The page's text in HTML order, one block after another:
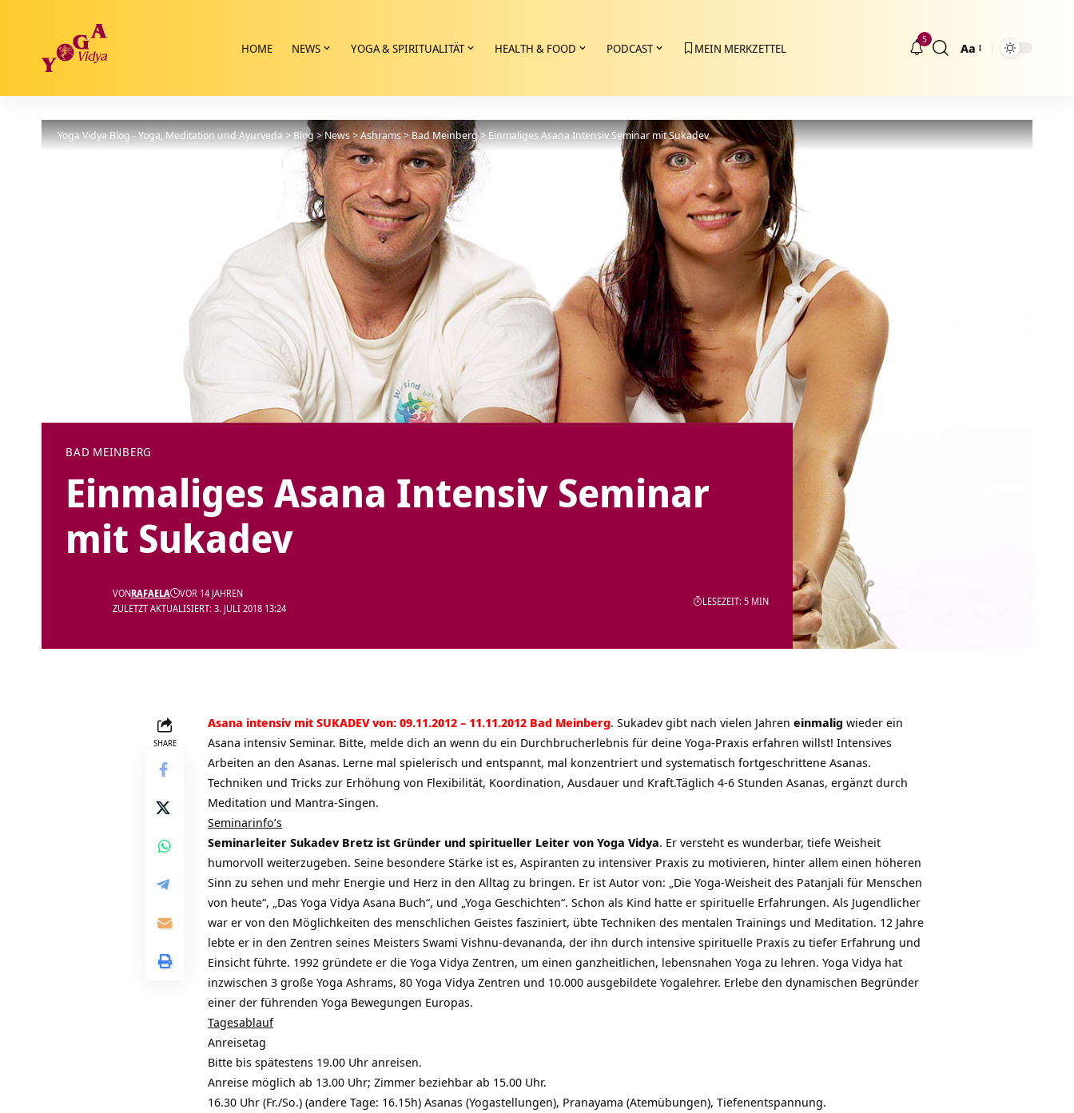
HOME NEWS YOGA & SPIRITUALITÄT HEALTH & FOOD PODCAST MEIN MERKZETTEL
5
Größenänderung
Aa
Yoga Vidya Blog - Yoga, Meditation und Ayurveda>Blog>News>Ashrams>Bad Meinberg>Einmaliges Asana Intensiv Seminar mit Sukadev
BAD MEINBERG
Einmaliges Asana Intensiv Seminar
mit Sukadev
ZULETZT AKTUALISIERT: 3. JULI 2018 13:24
VONRAFAELA VOR 14 JAHREN
LESEZEIT: 5 MIN
SHARE
Asana intensiv mit SUKADEV von: 09.11.2012 – 11.11.2012 Bad Meinberg. Sukadev gibt nach vielen Jahren einmalig wieder ein
Asana intensiv Seminar. Bitte, melde dich an wenn du ein Durchbrucherlebnis für deine Yoga-Praxis erfahren willst! Intensives
Arbeiten an den Asanas. Lerne mal spielerisch und entspannt, mal konzentriert und systematisch fortgeschrittene Asanas.
Techniken und Tricks zur Erhöhung von Flexibilität, Koordination, Ausdauer und Kraft.Täglich 4-6 Stunden Asanas, ergänzt durch
Meditation und Mantra-Singen.
Seminarinfo’s
Seminarleiter Sukadev Bretz ist Gründer und spiritueller Leiter von Yoga Vidya. Er versteht es wunderbar, tiefe Weisheit
humorvoll weiterzugeben. Seine besondere Stärke ist es, Aspiranten zu intensiver Praxis zu motivieren, hinter allem einen höheren
Sinn zu sehen und mehr Energie und Herz in den Alltag zu bringen. Er ist Autor von: „Die Yoga-Weisheit des Patanjali für Menschen
von heute“, „Das Yoga Vidya Asana Buch“, und „Yoga Geschichten“. Schon als Kind hatte er spirituelle Erfahrungen. Als Jugendlicher
war er von den Möglichkeiten des menschlichen Geistes fasziniert, übte Techniken des mentalen Trainings und Meditation. 12 Jahre
lebte er in den Zentren seines Meisters Swami Vishnu-devananda, der ihn durch intensive spirituelle Praxis zu tiefer Erfahrung und
Einsicht führte. 1992 gründete er die Yoga Vidya Zentren, um einen ganzheitlichen, lebensnahen Yoga zu lehren. Yoga Vidya hat
inzwischen 3 große Yoga Ashrams, 80 Yoga Vidya Zentren und 10.000 ausgebildete Yogalehrer. Erlebe den dynamischen Begründer
einer der führenden Yoga Bewegungen Europas.
Tagesablauf
Anreisetag
Bitte bis spätestens 19.00 Uhr anreisen.
Anreise möglich ab 13.00 Uhr; Zimmer beziehbar ab 15.00 Uhr.
16.30 Uhr (Fr./So.) (andere Tage: 16.15h) Asanas (Yogastellungen), Pranayama (Atemübungen), Tiefenentspannung.